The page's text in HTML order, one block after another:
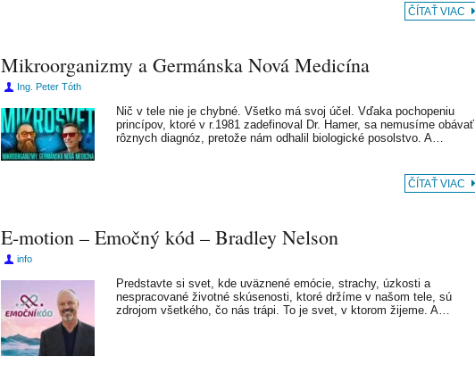
ČÍTAŤ VIAC
Mikroorganizmy a Germánska Nová Medicína
Ing. Peter Tóth
Nič v tele nie je chybné. Všetko má svoj účel. Vďaka pochopeniu
princípov, ktoré v r.1981 zadefinoval Dr. Hamer, sa nemusíme obávať
rôznych diagnóz, pretože nám odhalil biologické posolstvo. A…
ČÍTAŤ VIAC
E-motion – Emočný kód – Bradley Nelson
info
Predstavte si svet, kde uväznené emócie, strachy, úzkosti a
nespracované životné skúsenosti, ktoré držíme v našom tele, sú
zdrojom všetkého, čo nás trápi. To je svet, v ktorom žijeme. A…